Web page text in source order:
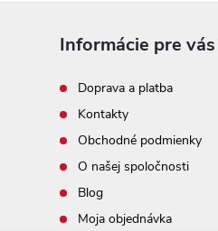
Informácie pre vás
Doprava a platba
Kontakty
Obchodné podmienky
O našej spoločnosti
Blog
Moja objednávka